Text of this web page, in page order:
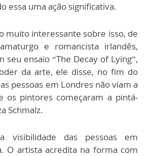
essa uma ação significativa.
muito interessante sobre isso, de
e romancista irlandês,
seu ensaio “The Decay of Lying”,
da arte, ele disse, no fim do
pessoas em Londres não viam a
os pintores começaram a pintá-
Schmalz.
visibilidade das pessoas em
O artista acredita na forma com